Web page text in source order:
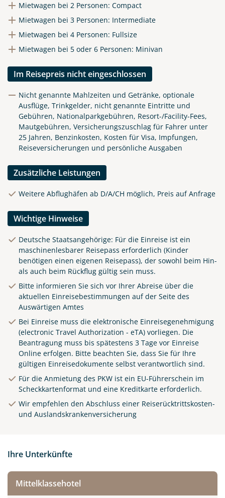
Mietwagen bei 2 Personen: Compact
Mietwagen bei 3 Personen: Intermediate
Mietwagen bei 4 Personen: Fullsize
Mietwagen bei 5 oder 6 Personen: Minivan
Im Reisepreis nicht eingeschlossen
Nicht genannte Mahlzeiten und Getränke, optionale
Ausflüge, Trinkgelder, nicht genannte Eintritte und
Gebühren, Nationalparkgebühren, Resort-/Facility-Fees,
Mautgebühren, Versicherungszuschlag für Fahrer unter
25 Jahren, Benzinkosten, Kosten für Visa, Impfungen,
Reiseversicherungen und persönliche Ausgaben
Zusätzliche Leistungen
Weitere Abflughäfen ab D/A/CH möglich, Preis auf Anfrage
Wichtige Hinweise
Deutsche Staatsangehörige: Für die Einreise ist ein
maschinenlesbarer Reisepass erforderlich (Kinder
benötigen einen eigenen Reisepass), der sowohl beim Hin-
als auch beim Rückflug gültig sein muss.
Bitte informieren Sie sich vor Ihrer Abreise über die
aktuellen Einreisebestimmungen auf der Seite des
Auswärtigen Amtes
Bei Einreise muss die elektronische Einreisegenehmigung
(electronic Travel Authorization - eTA) vorliegen. Die
Beantragung muss bis spätestens 3 Tage vor Einreise
Online erfolgen. Bitte beachten Sie, dass Sie für Ihre
gültigen Einreisedokumente selbst verantwortlich sind.
Für die Anmietung des PKW ist ein EU-Führerschein im
Scheckkartenformat und eine Kreditkarte erforderlich.
Wir empfehlen den Abschluss einer Reiserücktrittskosten-
und Auslandskrankenversicherung
Ihre Unterkünfte
Mittelklassehotel